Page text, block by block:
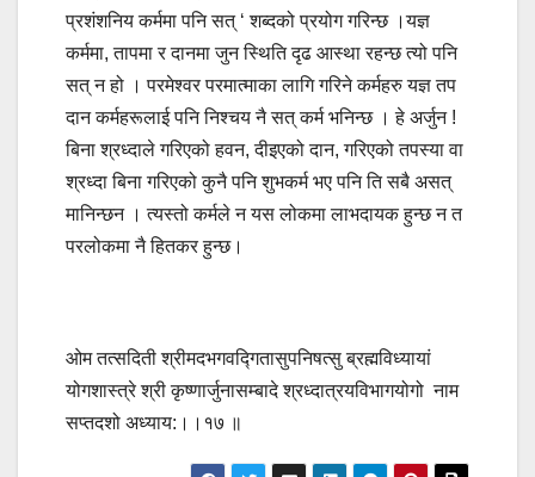
प्रशंशनिय कर्ममा पनि सत् ‘ शब्दको प्रयोग गरिन्छ ।यज्ञ
कर्ममा, तापमा र दानमा जुन स्थिति दृढ आस्था रहन्छ त्यो पनि
सत् न हो । परमेश्वर परमात्माका लागि गरिने कर्महरु यज्ञ तप
दान कर्महरूलाई पनि निश्चय नै सत् कर्म भनिन्छ । हे अर्जुन !
बिना श्रध्दाले गरिएको हवन, दीइएको दान, गरिएको तपस्या वा
श्रध्दा बिना गरिएको कुनै पनि शुभकर्म भए पनि ति सबै असत्
मानिन्छन । त्यस्तो कर्मले न यस लोकमा लाभदायक हुन्छ न त
परलोकमा नै हितकर हुन्छ।
ओम तत्सदिती श्रीमदभगवद्गितासुपनिषत्सु ब्रह्मविध्यायां
योगशास्त्रे श्री कृष्णार्जुनासम्बादे श्रध्दात्रयविभागयोगो नाम
सप्तदशो अध्याय:।।१७ ॥